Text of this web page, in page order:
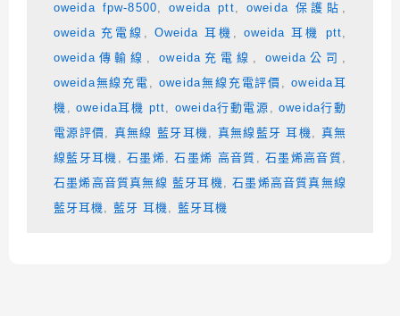
oweida fpw-8500,oweida ptt,oweida 保護貼 ,
oweida 充電線 , Oweida 耳機 , oweida 耳機 ptt,
oweida傳輸線 ,oweida充電線 , oweida公司 ,
oweida無線充電 ,oweida無線充電評價 ,oweida耳
機 ,oweida耳機 ptt,oweida行動電源 ,oweida行動
電源評價, 真無線 藍牙耳機, 真無線藍牙 耳機, 真無
線藍牙耳機 , 石墨烯,石墨烯 高音質 , 石墨烯高音質,
石墨烯高音質真無線 藍牙耳機,石墨烯高音質真無線
藍牙耳機, 藍牙 耳機, 藍牙耳機